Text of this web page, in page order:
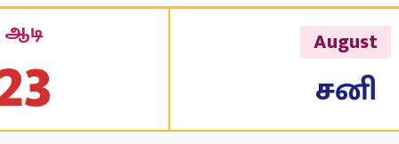
ஆடி August
சனி